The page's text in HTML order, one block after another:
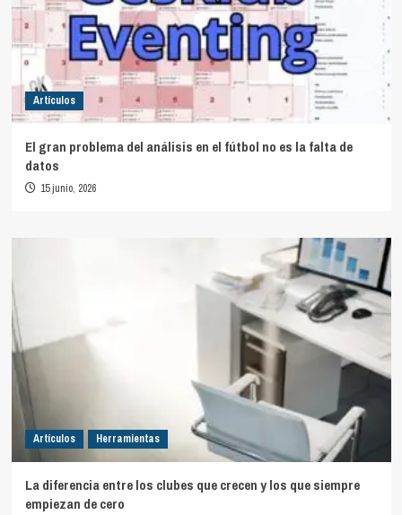
Artículos
El gran problema del análisis en el fútbol no es la falta de
datos
15 junio, 2026
Artículos Herramientas
La diferencia entre los clubes que crecen y los que siempre
empiezan de cero